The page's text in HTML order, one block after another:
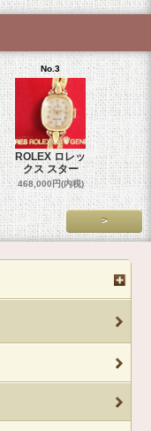
No.3
ROLEX ロレッ
クス スター
468,000円(内税)
No.4
ROLEX
クス ホ
468,000円
>